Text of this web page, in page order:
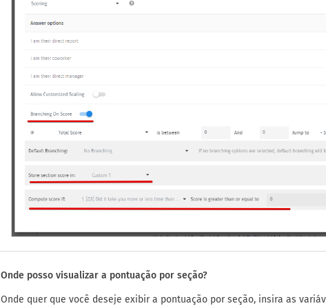
Onde posso visualizar a pontuação por seção?
Onde quer que você deseje exibir a pontuação por seção, insira as